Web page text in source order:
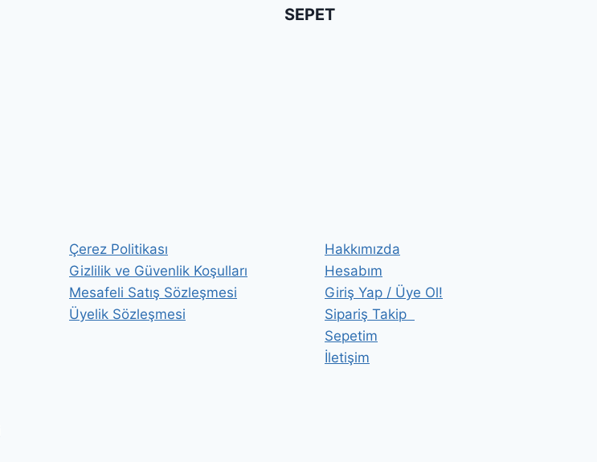
SEPET
Çerez Politikası
Gizlilik ve Güvenlik Koşulları
Mesafeli Satış Sözleşmesi
Üyelik Sözleşmesi
Hakkımızda
Hesabım
Giriş Yap / Üye Ol!
Sipariş Takip
Sepetim
İletişim